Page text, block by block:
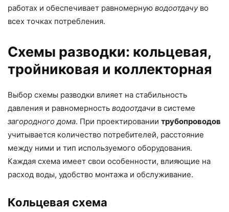
работах и обеспечивает равномерную водоотдачуво
всех точках потребления.
Схемы разводки: кольцевая,
тройниковая и коллекторная
Выбор схемы разводки влияет на стабильность
давления и равномерность водоотдачи в системе
загородного дома. При проектировании трубопроводов
учитывается количество потребителей, расстояние
между ними и тип используемого оборудования.
Каждая схема имеет свои особенности, влияющие на
расход воды, удобство монтажа и обслуживание.
Кольцевая схема